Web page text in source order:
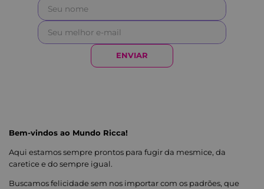
Dimeticona, Parfum/Perfume (D-
Limonene/Limoneno, Citral/Citral, Geraniol/Geraniol,
Butylphenyl Methylpropional/Butilfenil
Metilpropional, Coumarin/Cumarina, Hexyl
Cinnamal/Hexil Cinamal, Citronellol/Citronelol),
Tocopheryl Acetate/Acetato De Tocoferila, Jojoba
Esters/Ésteres De Jojoba, Decyl Glucoside/Decil
Glicosídeo, Sodium Stearoyl Glutamate/Estearoil
Hidroxitolueno.
ENVIAR
Bem-vindos ao Mundo Ricca!
Aqui estamos sempre prontos para fugir da mesmice, da
caretice e do sempre igual.
Buscamos felicidade sem nos importar com os padrões, que